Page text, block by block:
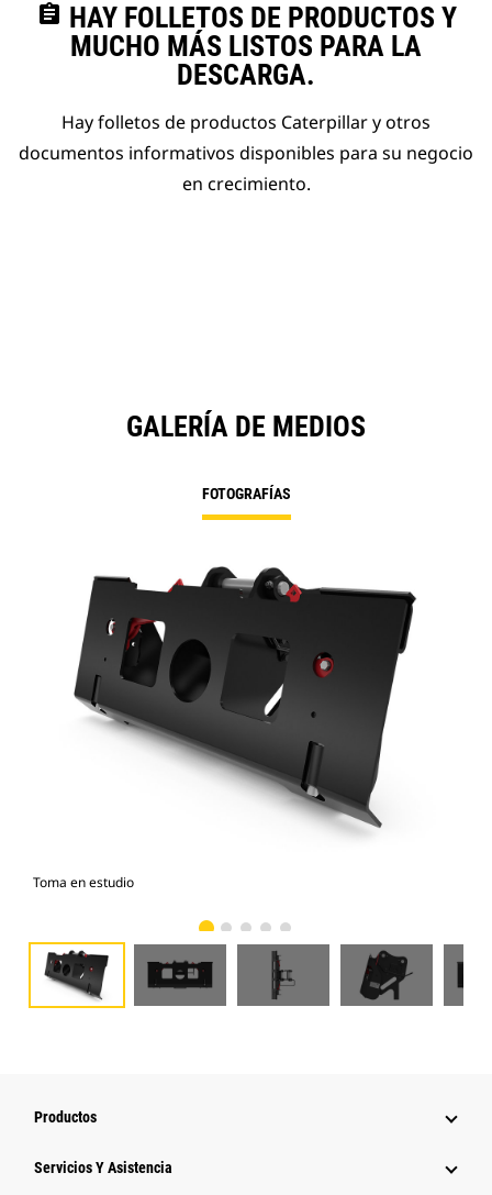
assignment HAY FOLLETOS DE PRODUCTOS Y
MUCHO MÁS LISTOS PARA LA
DESCARGA.
Hay folletos de productos Caterpillar y otros
documentos informativos disponibles para su negocio
en crecimiento.
GALERÍA DE MEDIOS
FOTOGRAFÍAS
Toma en estudio
Productos
Servicios Y Asistencia